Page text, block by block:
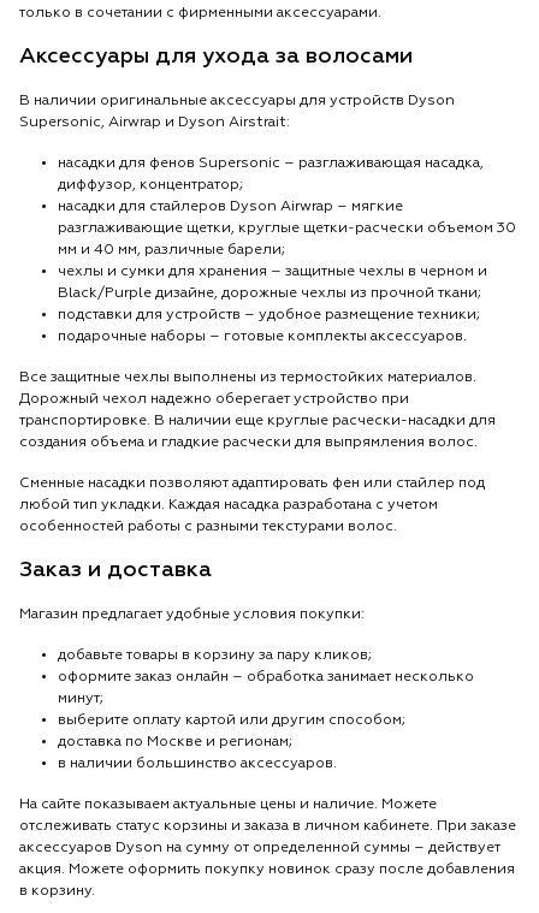
только в сочетании с фирменными аксессуарами.
Аксессуары для ухода за волосами
В наличии оригинальные аксессуары для устройств Dyson
Supersonic, Airwrap и Dyson Airstrait:
насадки для фенов Supersonic – разглаживающая насадка,
диффузор, концентратор;
насадки для стайлеров Dyson Airwrap – мягкие
разглаживающие щетки, круглые щетки-расчески объемом 30
мм и 40 мм, различные барели;
чехлы и сумки для хранения – защитные чехлы в черном и
Black/Purple дизайне, дорожные чехлы из прочной ткани;
подставки для устройств – удобное размещение техники;
подарочные наборы – готовые комплекты аксессуаров.
Все защитные чехлы выполнены из термостойких материалов.
Дорожный чехол надежно оберегает устройство при
транспортировке. В наличии еще круглые расчески-насадки для
создания объема и гладкие расчески для выпрямления волос.
Сменные насадки позволяют адаптировать фен или стайлер под
любой тип укладки. Каждая насадка разработана с учетом
особенностей работы с разными текстурами волос.
Заказ и доставка
Магазин предлагает удобные условия покупки:
добавьте товары в корзину за пару кликов;
оформите заказ онлайн – обработка занимает несколько
минут;
выберите оплату картой или другим способом;
доставка по Москве и регионам;
в наличии большинство аксессуаров.
На сайте показываем актуальные цены и наличие. Можете
отслеживать статус корзины и заказа в личном кабинете. При заказе
аксессуаров Dyson на сумму от определенной суммы – действует
акция. Можете оформить покупку новинок сразу после добавления
в корзину.